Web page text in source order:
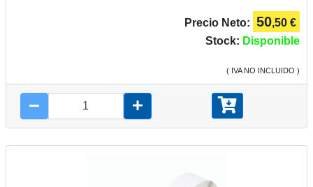
Precio Neto: 50,50 €
Stock: Disponible
( IVA NO INCLUIDO )